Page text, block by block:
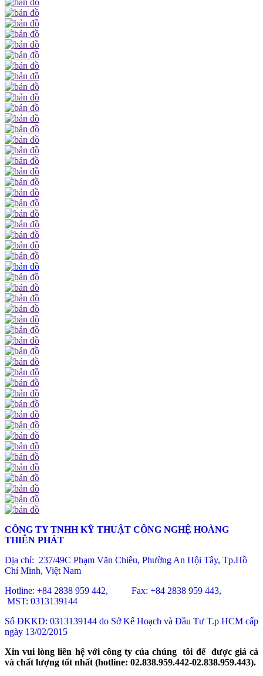
CÔNG TY TNHH KỸ THUẬT CÔNG NGHỆ HOÀNG
THIÊN PHÁT
Địa chỉ: 237/49C Phạm Văn Chiêu, Phường An Hội Tây, Tp.Hồ
Chí Minh, Việt Nam
Hotline: +84 2838 959 442, Fax: +84 2838 959 443,
MST: 0313139144
Số ĐKKD: 0313139144 do Sở Kế Hoạch và Đầu Tư T.p HCM cấp
ngày 13/02/2015
Xin vui lòng liên hệ với công ty của chúng tôi để được giá cả
và chất lượng tốt nhất (hotline: 02.838.959.442-02.838.959.443).